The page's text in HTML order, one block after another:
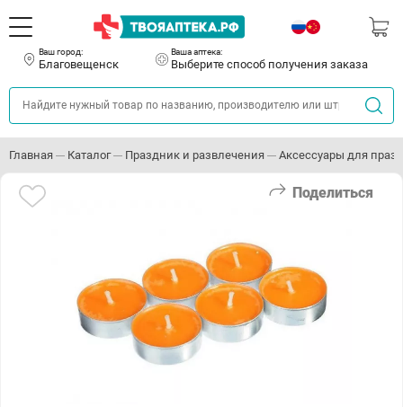
Ваш город:
Благовещенск
Ваша аптека:
Выберите способ получения заказа
Главная Каталог Праздник и развлечения Аксессуары для
Поделиться